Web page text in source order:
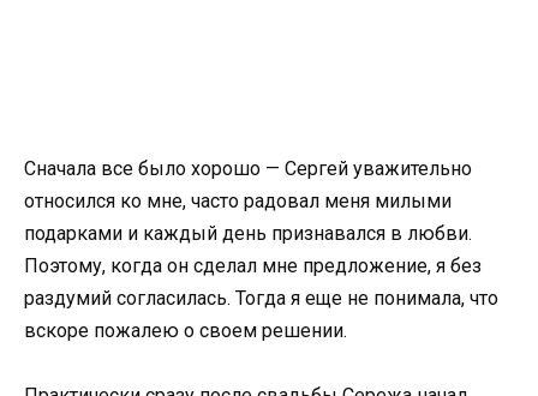
Сначала все было хорошо — Сергей уважительно
относился ко мне, часто радовал меня милыми
подарками и каждый день признавался в любви.
Поэтому, когда он сделал мне предложение, я без
раздумий согласилась. Тогда я еще не понимала, что
вскоре пожалею о своем решении.